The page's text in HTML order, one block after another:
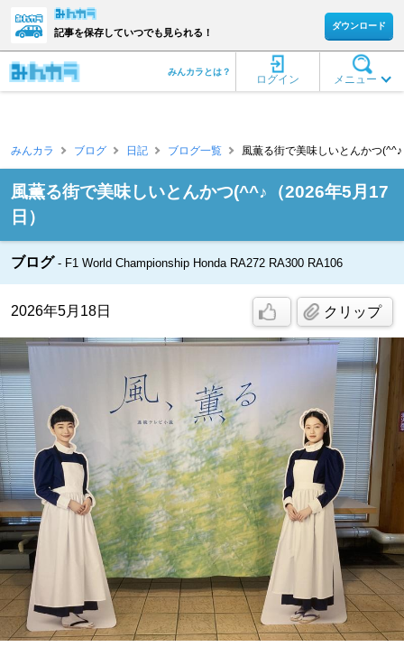
記事を保存していつでも見られる！
ダウンロード
メニュー
ログイン
みんカラとは？
みんカラ ブログ 日記 ブログ一覧 風薫る街で美味しいとんかつ
風薫る街で美味しいとんかつ(^^♪（2026年5月17
日）
ブログ F1 World Championship Honda RA272 RA300 RA106
2026年5月18日 クリップ